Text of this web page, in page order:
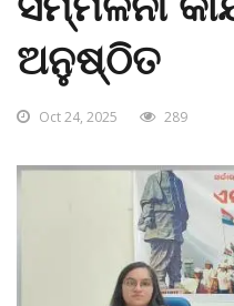
ସମ୍ମିଳନୀ
ଅନୁଷ୍ଠିତ